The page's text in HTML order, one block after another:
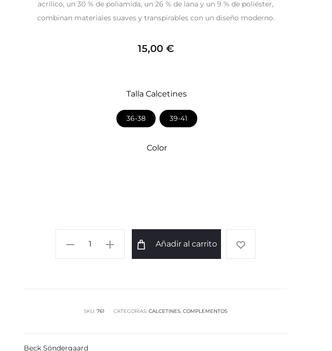
acrílico, un 30 % de poliamida, un 26 % de lana y un 9 % de poliéster,
combinan materiales suaves y transpirables con un diseño moderno.
15,00 €
Talla Calcetines
36-38 39-41
Color
Lucretia
Añadir al carrito
SKU: 761 CATEGORÍAS: CALCETINES, COMPLEMENTOS
Beck Söndergaard